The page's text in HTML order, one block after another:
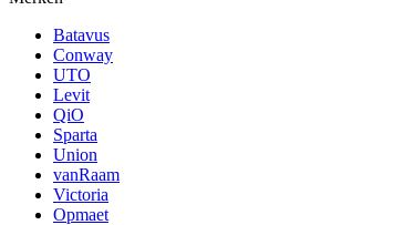
Batavus
Conway
UTO
Levit
QiO
Sparta
Union
vanRaam
Victoria
Opmaet